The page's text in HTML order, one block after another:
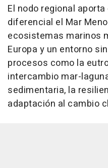
El nodo regional
diferencial el Mar
ecosistemas marinos
Europa y un entorno
procesos como la
intercambio mar-
sedimentaria, la
adaptación al cambio